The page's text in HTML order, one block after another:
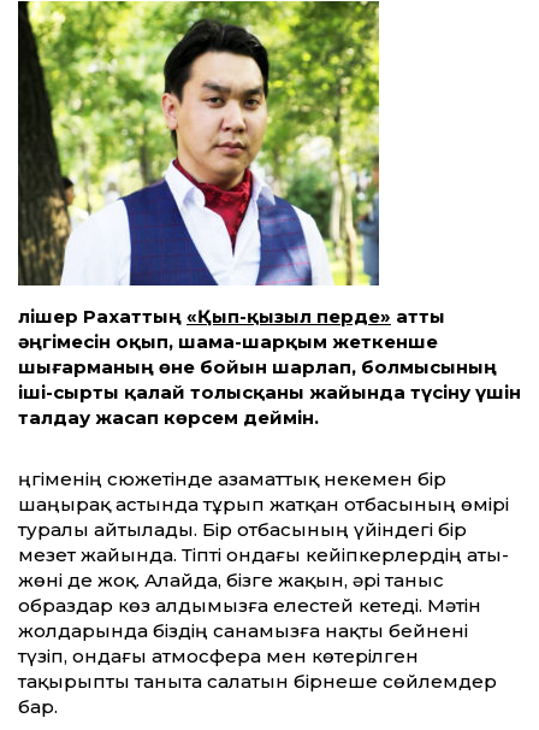
Әлішер Рахаттың «Қып-қызыл перде» атты
әңгімесін оқып, шама-шарқым жеткенше
шығарманың өне бойын шарлап, болмысының
іші-сырты қалай толысқаны жайында түсіну үшін
талдау жасап көрсем деймін.
Әңгіменің сюжетінде азаматтық некемен бір
шаңырақ астында тұрып жатқан отбасының өмірі
туралы айтылады. Бір отбасының үйіндегі бір
мезет жайында. Тіпті ондағы кейіпкерлердің аты-
жөні де жоқ. Алайда, бізге жақын, әрі таныс
образдар көз алдымызға елестей кетеді. Мәтін
жолдарында біздің санамызға нақты бейнені
түзіп, ондағы атмосфера мен көтерілген
тақырыпты таныта салатын бірнеше сөйлемдер
бар.